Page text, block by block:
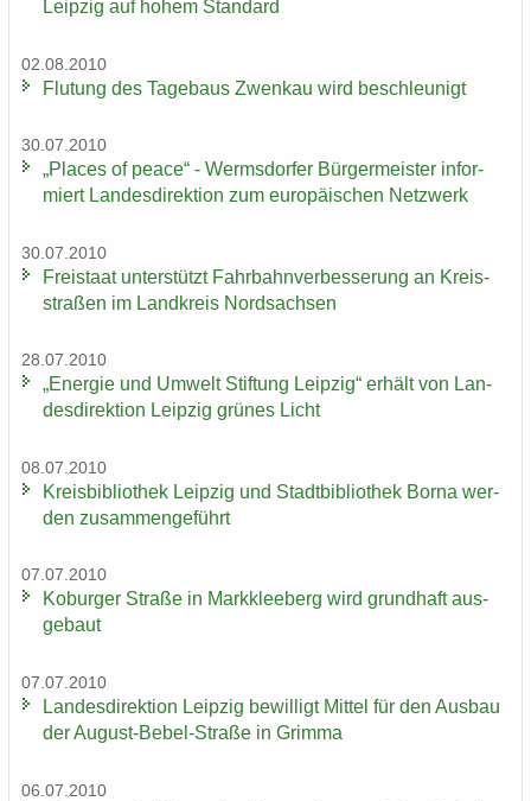
Leip­zig auf hohem Stan­dard
02.08.2010
Flu­tung des Ta­ge­baus Zwenkau wird be­schleu­nigt
30.07.2010
„Places of peace“ - Werms­dor­fer Bür­ger­meis­ter in­for­
miert Lan­des­di­rek­ti­on zum eu­ro­päi­schen Netz­werk
30.07.2010
Frei­staat un­ter­stützt Fahr­bahn­ver­bes­se­rung an Kreis­
stra­ßen im Land­kreis Nord­sach­sen
28.07.2010
„En­er­gie und Um­welt Stif­tung Leip­zig“ er­hält von Lan­
des­di­rek­ti­on Leip­zig grü­nes Licht
08.07.2010
Kreis­bi­blio­thek Leip­zig und Stadt­bi­blio­thek Borna wer­
den zu­sam­men­ge­führt
07.07.2010
Ko­bur­ger Stra­ße in Mark­klee­berg wird grund­haft aus­
ge­baut
07.07.2010
Lan­des­di­rek­ti­on Leip­zig be­wil­ligt Mit­tel für den Aus­bau
der August-​Bebel-Straße in Grim­ma
06.07.2010